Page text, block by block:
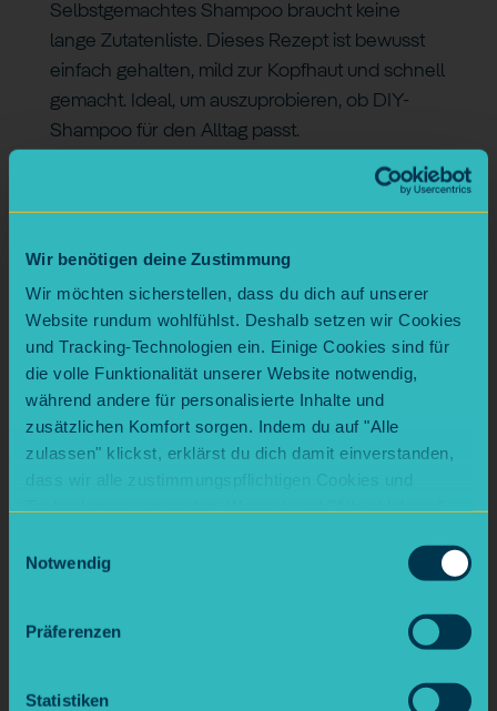
Wir benötigen deine Zustimmung
Wir möchten sicherstellen, dass du dich auf unserer
Website rundum wohlfühlst. Deshalb setzen wir Cookies
und Tracking-Technologien ein. Einige Cookies sind für
die volle Funktionalität unserer Website notwendig,
während andere für personalisierte Inhalte und
zusätzlichen Komfort sorgen. Indem du auf "Alle
zulassen" klickst, erklärst du dich damit einverstanden,
dass wir alle zustimmungspflichtigen Cookies und
Natürlich kannst du deine Entscheidung jederzeit
Notwendig
Präferenzen
Statistiken
Selbstgemachtes Shampoo braucht keine
lange Zutatenliste. Dieses Rezept ist bewusst
einfach gehalten, mild zur Kopfhaut und schnell
gemacht. Ideal, um auszuprobieren, ob DIY-
Shampoo für den Alltag passt.
Zutaten (für ca. 250 ml)
200 ml mildes flüssiges Pflanzentensid (z. B.
Coco Glucoside)
30 ml Aloe-Vera-Saft
20 ml destilliertes Wasser
1 TL Pflanzenöl (z. B. Jojoba- oder Mandelöl)
optional: 10–15 Tropfen ätherisches Öl (z. B.
Lavendel oder Zitrone)
saubere Schüssel geben. Langsam arbeiten,
2. Pflege hinzufügen: Aloe-Vera-Saft, Wasser